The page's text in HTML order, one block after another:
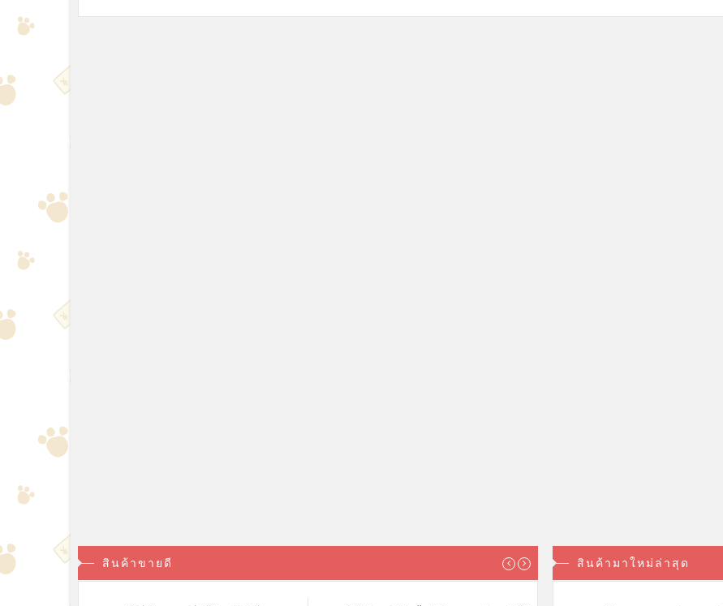
น่ารักใส่สบาย (M,L,XL)
319.00บาท
ไซส์ ผ้านิ่มนุ่มๆ
ญี่ปุ่น ฟรีไซส์ ผ้านิ่มนุ่มๆ
319.00บาท
ฝ้าย M L XL
319.00บาท159.00บาท